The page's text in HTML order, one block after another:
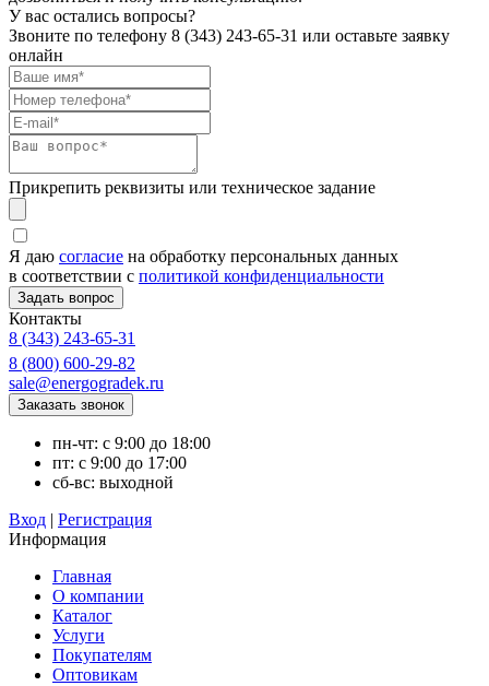
У вас остались вопросы?
Звоните по телефону 8 (343) 243-65-31 или оставьте заявку
онлайн
Прикрепить реквизиты или техническое задание
Я даю согласие на обработку персональных данных
в соответствии с политикой конфиденциальности
Контакты
8 (343) 243-65-31
8 (800) 600-29-82
sale@energogradek.ru
пн-чт: с 9:00 до 18:00
пт: с 9:00 до 17:00
сб-вс: выходной
Вход | Регистрация
Информация
Главная
О компании
Каталог
Услуги
Покупателям
Оптовикам